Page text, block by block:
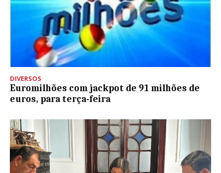
DIVERSOS
Euromilhões com jackpot de 91 milhões de
euros, para terça-feira